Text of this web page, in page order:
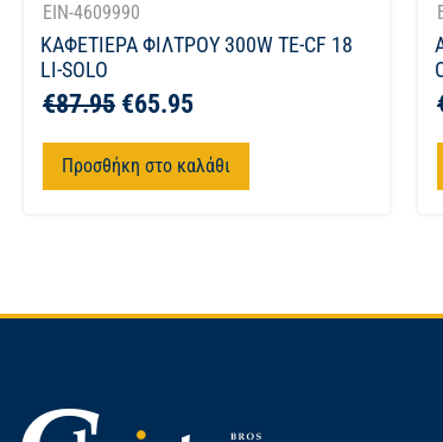
EIN-4609990
ΚΑΦΕΤΙΕΡΑ ΦΙΛΤΡΟΥ 300W TE-CF 18
LI-SOLO
€87.95 €65.95
Προσθήκη στο καλάθι